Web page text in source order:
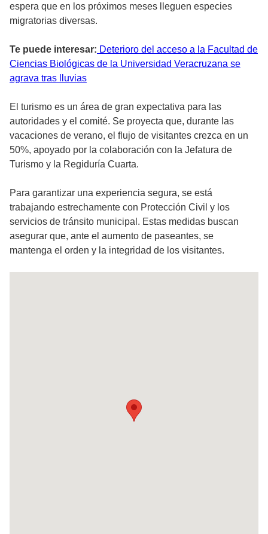
espera que en los próximos meses lleguen especies
migratorias diversas.
Te puede interesar: Deterioro del acceso a la Facultad de
Ciencias Biológicas de la Universidad Veracruzana se
agrava tras lluvias
El turismo es un área de gran expectativa para las
autoridades y el comité. Se proyecta que, durante las
vacaciones de verano, el flujo de visitantes crezca en un
50%, apoyado por la colaboración con la Jefatura de
Turismo y la Regiduría Cuarta.
Para garantizar una experiencia segura, se está
trabajando estrechamente con Protección Civil y los
servicios de tránsito municipal. Estas medidas buscan
asegurar que, ante el aumento de paseantes, se
mantenga el orden y la integridad de los visitantes.